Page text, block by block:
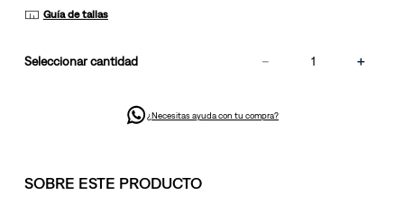
Guía de tallas
cantidad ＋
－
¿Necesitas ayuda con tu compra?
SOBRE ESTE PRODUCTO